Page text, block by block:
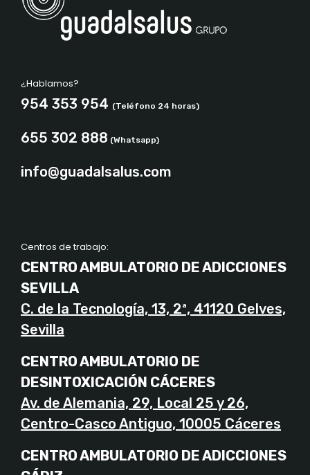
¿Hablamos?
954 353 954 (Teléfono 24 horas)
655 302 888 (Whatsapp)
info@guadalsalus.com
Centros de trabajo:
CENTRO AMBULATORIO DE ADICCIONES
SEVILLA
C. de la Tecnología, 13, 2ª, 41120 Gelves,
Sevilla
CENTRO AMBULATORIO DE
DESINTOXICACIÓN CÁCERES
Av. de Alemania, 29, Local 25 y 26,
Centro-Casco Antiguo, 10005 Cáceres
CENTRO AMBULATORIO DE ADICCIONES